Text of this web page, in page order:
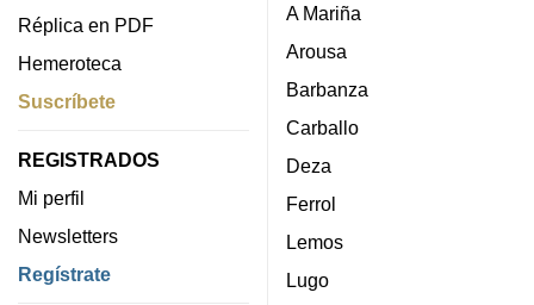
Réplica en PDF
Hemeroteca
Suscríbete
REGISTRADOS
Mi perfil
Newsletters
Regístrate
A Mariña
Arousa
Barbanza
Carballo
Deza
Ferrol
Lemos
Lugo